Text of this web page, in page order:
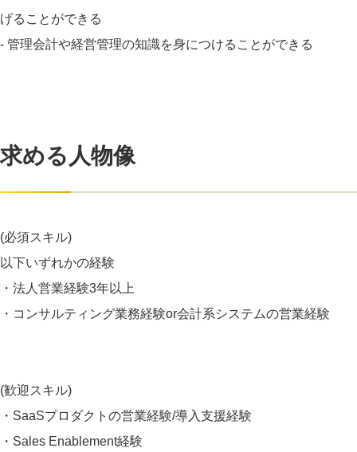
げることができる
- 管理会計や経営管理の知識を身につけることができる
求める人物像
(必須スキル)
以下いずれかの経験
・法人営業経験3年以上
・コンサルティング業務経験or会計系システムの営業経験
(歓迎スキル)
・SaaSプロダクトの営業経験/導入支援経験
・Sales Enablement経験